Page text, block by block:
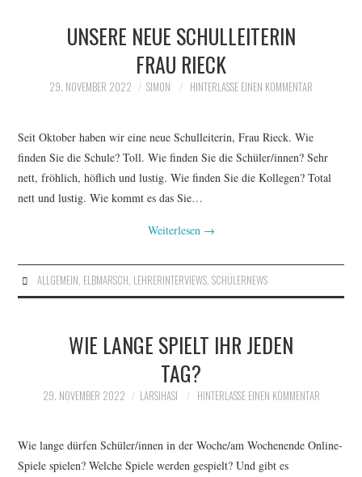
UNSERE NEUE SCHULLEITERIN
FRAU RIECK
29. NOVEMBER 2022 SIMON HINTERLASSE EINEN KOMMENTAR
Seit Oktober haben wir eine neue Schulleiterin, Frau Rieck. Wie
finden Sie die Schule? Toll. Wie finden Sie die Schüler/innen? Sehr
nett, fröhlich, höflich und lustig. Wie finden Sie die Kollegen? Total
nett und lustig. Wie kommt es das Sie…
Weiterlesen →
ALLGEMEIN ELBMARSCH LEHRERINTERVIEWS, SCHÜLERNEWS
WIE LANGE SPIELT IHR JEDEN
TAG?
29. NOVEMBER 2022 LARSIHASI HINTERLASSE EINEN KOMMENTAR
Wie lange dürfen Schüler/innen in der Woche/am Wochenende Online-
Spiele spielen? Welche Spiele werden gespielt? Und gibt es